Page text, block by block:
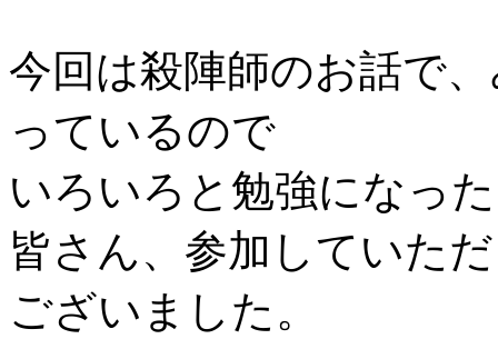
今回は殺陣師のお話で
っているので
いろいろと勉強になっ
皆さん、参加していた
ございました。